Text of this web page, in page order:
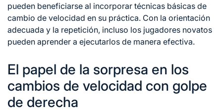
pueden beneficiarse al incorporar técnicas básicas de
cambio de velocidad en su práctica. Con la orientación
adecuada y la repetición, incluso los jugadores novatos
pueden aprender a ejecutarlos de manera efectiva.
El papel de la sorpresa en los
cambios de velocidad con golpe
de derecha